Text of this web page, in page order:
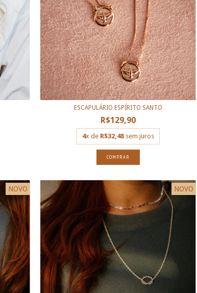
ESCAPULÁRIO ESPÍRITO SANTO
R$129,90
4x de R$32,48sem juros
COMPRAR
NOVO NOVO